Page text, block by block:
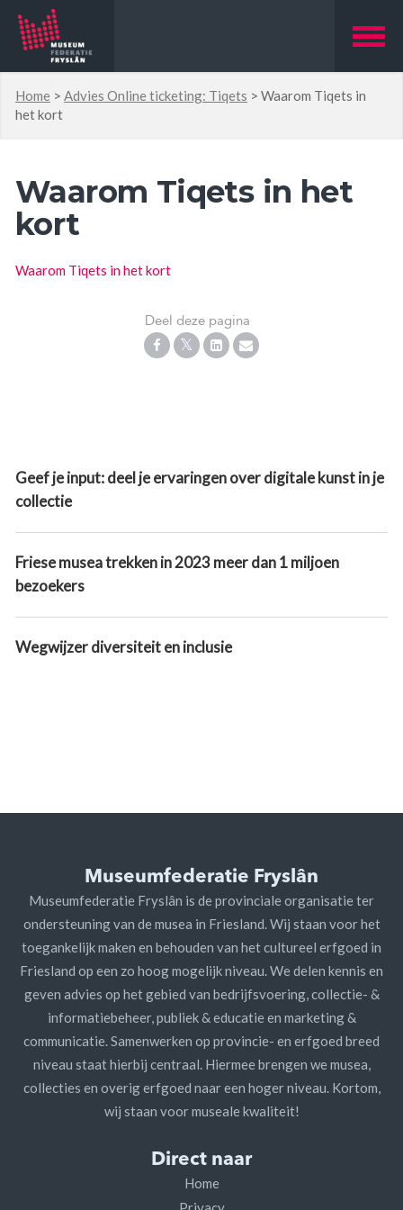
Home >Advies Online ticketing: Tiqets >Waarom Tiqets in
het kort
Waarom Tiqets in het
kort
Waarom Tiqets in het kort
Deel deze pagina
Geef je input: deel je ervaringen over digitale kunst in je
collectie
Friese musea trekken in 2023 meer dan 1 miljoen
bezoekers
Wegwijzer diversiteit en inclusie
Museumfederatie Fryslân
Museumfederatie Fryslân is de provinciale organisatie ter
ondersteuning van de musea in Friesland. Wij staan voor het
toegankelijk maken en behouden van het cultureel erfgoed in
Friesland op een zo hoog mogelijk niveau. We delen kennis en
geven advies op het gebied van bedrijfsvoering, collectie- &
informatiebeheer, publiek & educatie en marketing &
communicatie. Samenwerken op provincie- en erfgoed breed
niveau staat hierbij centraal. Hiermee brengen we musea,
collecties en overig erfgoed naar een hoger niveau. Kortom,
wij staan voor museale kwaliteit!
Direct naar
Home